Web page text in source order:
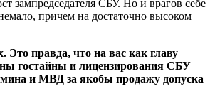
зампредседателя СБУ. Но и врагов себе
причем на достаточно высоком
Это правда, что на вас как главу
гостайны и лицензирования СБУ
и МВД за якобы продажу допуска